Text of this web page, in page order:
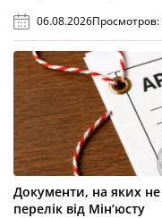
06.08.2026Просмотров:
Документи, на яких не
перелік від Мін’юсту